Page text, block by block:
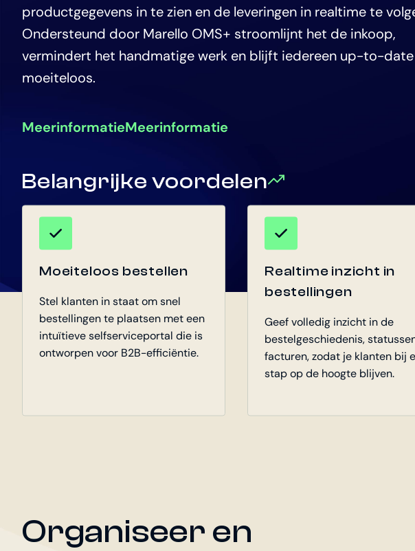
productgegevens in te zien en de leveringen in realtime te
Ondersteund door Marello OMS+ stroomlijnt het de inkoop,
vermindert het handmatige werk en blijft iedereen up-to-
moeiteloos.
MeerinformatieMeerinformatie
Belangrijke voordelen
Moeiteloos bestellen
Stel klanten in staat om snel
bestellingen te plaatsen met een
intuïtieve selfserviceportal die is
ontworpen voor B2B-efficiëntie.
Realtime inzicht in
bestellingen
Geef volledig inzicht in de
bestelgeschiedenis,
facturen, zodat je klanten bij
stap op de hoogte blijven.
Organiseer en